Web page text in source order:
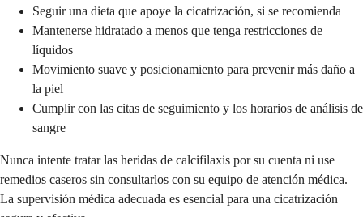
Seguir una dieta que apoye la cicatrización, si se recomienda
Mantenerse hidratado a menos que tenga restricciones de
líquidos
Movimiento suave y posicionamiento para prevenir más daño a
la piel
Cumplir con las citas de seguimiento y los horarios de análisis de
sangre
Nunca intente tratar las heridas de calcifilaxis por su cuenta ni use
remedios caseros sin consultarlos con su equipo de atención médica.
La supervisión médica adecuada es esencial para una cicatrización